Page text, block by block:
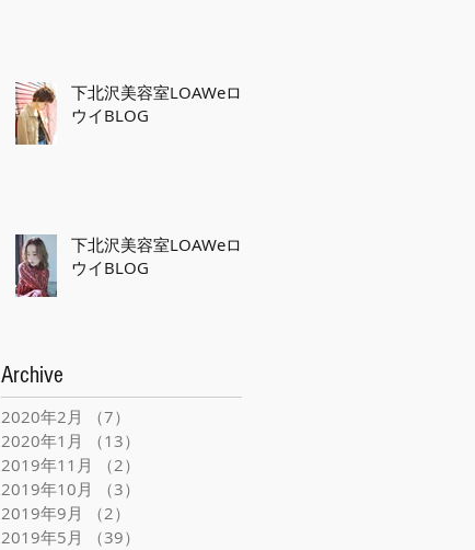
下北沢美容室LOAWeロ
ウイBLOG
下北沢美容室LOAWeロ
ウイBLOG
Archive
2020年2月 （7）
2020年1月
（13）
2019年11月
（2）
2019年10月
（3）
2019年9月
（2）
2019年5月
（39）